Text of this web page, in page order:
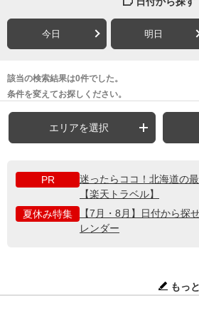
今日 明日
該当の検索結果は0件でした。
条件を変えてお探しください。
エリアを選択
PR
迷ったらココ！北海道の
【楽天トラベル】
夏休み特集
【7月・8月】日付から探
レンダー
もっ